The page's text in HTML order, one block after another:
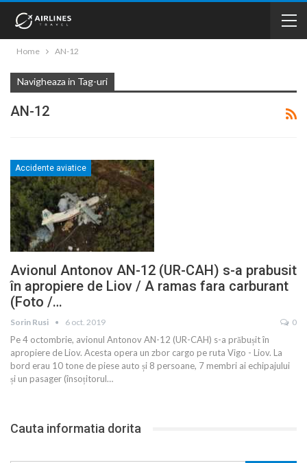
Home AN-12
Navigheaza in Tag-uri
AN-12
Accidente aviatice
Avionul Antonov AN-12 (UR-CAH) s-a prabusit
în apropiere de Liov / A ramas fara carburant
(Foto /…
Sorin Rusi 6 oct. 2019 0
Pe 4 octombrie, avionul Antonov AN-12 (UR-CAH) s-a prăbușit în
apropiere de Liov. Acesta opera un zbor cargo pe ruta Vigo - Liov. La
bord erau 10 tone de piese auto și 8 persoane, 7 membri ai echipajului
și un pasager (însoțitorul…
Cauta informatia dorita